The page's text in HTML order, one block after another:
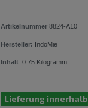
Artikelnummer8824-A10
Hersteller: IndoMie
Inhalt:0.75 Kilogramm
Lieferung